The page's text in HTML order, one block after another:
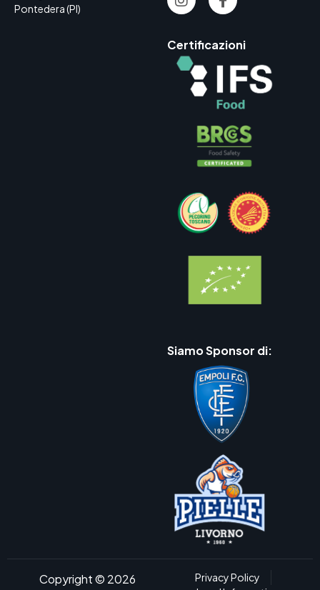
Pontedera (PI)
Certificazioni
Siamo Sponsor di:
Copyright © 2026
Privacy Policy